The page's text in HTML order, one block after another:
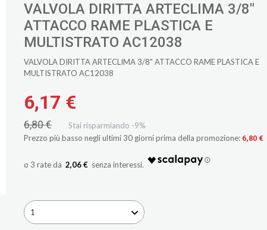
VALVOLA DIRITTA ARTECLIMA 3/8"
ATTACCO RAME PLASTICA E
MULTISTRATO AC12038
VALVOLA DIRITTA ARTECLIMA 3/8" ATTACCO RAME PLASTICA E
MULTISTRATO AC12038
6,17 €
6,80 €
Stai risparmiando -9%
Prezzo più basso negli ultimi 30 giorni prima della promozione: 6,80 €
2,06 €
1